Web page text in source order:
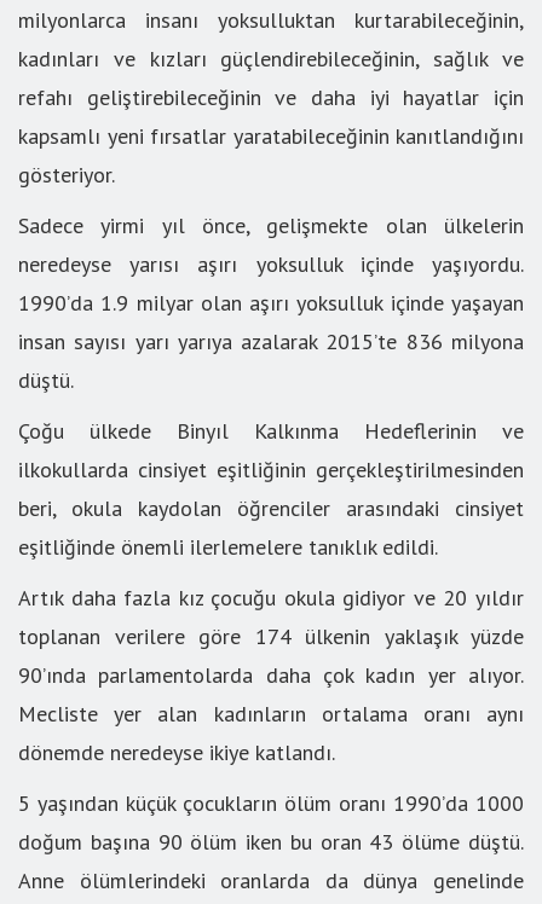
milyonlarca insanı yoksulluktan kurtarabileceğinin,
kadınları ve kızları güçlendirebileceğinin, sağlık ve
refahı geliştirebileceğinin ve daha iyi hayatlar için
kapsamlı yeni fırsatlar yaratabileceğinin kanıtlandığını
gösteriyor.
Sadece yirmi yıl önce, gelişmekte olan ülkelerin
neredeyse yarısı aşırı yoksulluk içinde yaşıyordu.
1990’da 1.9 milyar olan aşırı yoksulluk içinde yaşayan
insan sayısı yarı yarıya azalarak 2015’te 836 milyona
düştü.
Çoğu ülkede Binyıl Kalkınma Hedeflerinin ve
ilkokullarda cinsiyet eşitliğinin gerçekleştirilmesinden
beri, okula kaydolan öğrenciler arasındaki cinsiyet
eşitliğinde önemli ilerlemelere tanıklık edildi.
Artık daha fazla kız çocuğu okula gidiyor ve 20 yıldır
toplanan verilere göre 174 ülkenin yaklaşık yüzde
90’ında parlamentolarda daha çok kadın yer alıyor.
Mecliste yer alan kadınların ortalama oranı aynı
dönemde neredeyse ikiye katlandı.
5 yaşından küçük çocukların ölüm oranı 1990’da 1000
doğum başına 90 ölüm iken bu oran 43 ölüme düştü.
Anne ölümlerindeki oranlarda da dünya genelinde